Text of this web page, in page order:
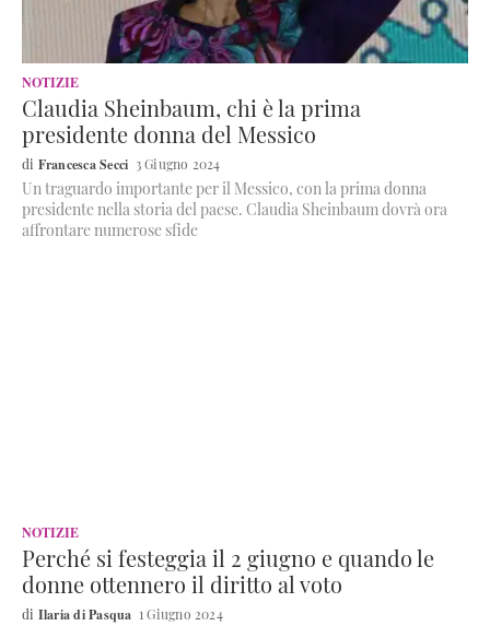
NOTIZIE
Claudia Sheinbaum, chi è la prima
presidente donna del Messico
Francesca Secci 3 Giugno 2024
Un traguardo importante per il Messico, con la prima donna
presidente nella storia del paese. Claudia Sheinbaum dovrà ora
affrontare numerose sfide
NOTIZIE
Perché si festeggia il 2 giugno e quando le
donne ottennero il diritto al voto
Ilaria di Pasqua 1 Giugno 2024